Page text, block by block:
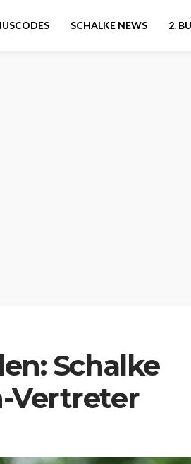
SCHALKE NEWS 2.
Schalke
Vertreter